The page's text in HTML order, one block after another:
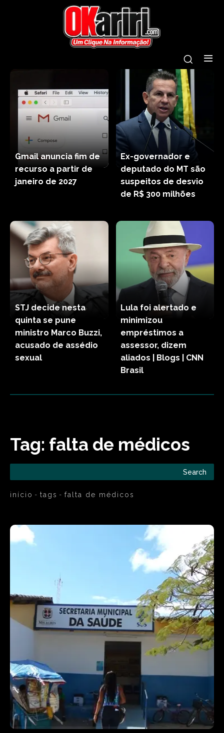
Gmail anuncia fim de
recurso a partir de
janeiro de 2027
Ex-governador e
deputado do MT são
suspeitos de desvio
de R$ 300 milhões
STJ decide nesta
quinta se pune
ministro Marco Buzzi,
acusado de assédio
sexual
Lula foi alertado e
minimizou
empréstimos a
assessor, dizem
aliados | Blogs | CNN
Brasil
Tag: falta de médicos
Search
início tags falta de médicos